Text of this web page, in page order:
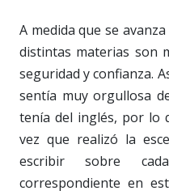
A medida que se
distintas materias son
seguridad y confianza.
sentía muy orgullosa
tenía del inglés, por lo
vez que realizó la
escribir sobre
correspondiente en